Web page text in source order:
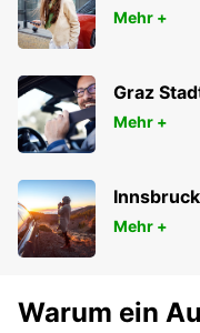
Mehr +
Graz
Mehr +
Innsbruck
Mehr +
Warum ein